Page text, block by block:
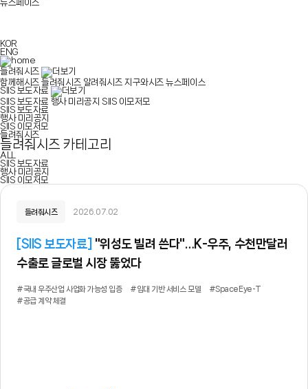
뉴스페이스
KOR
ENG
들려줘시즈
함께해시즈 들려줘시즈 알려줘시즈 지구와시즈 뉴스페이스
SIIS 보도자료
SIIS 보도자료 행사 미리공지 SIIS 이모저모
SIIS 보도자료
행사 미리공지
SIIS 이모저모
들려줘시즈
들려줘시즈 카테고리
ALL
SIIS 보도자료
행사 미리공지
SIIS 이모저모
들려줘시즈 2026.07.02
SIIS 보도자료
수출로 글로벌 시장 뚫었다
#국내 우주산업 사업화 가능성 입증 #임대 기반 서비스 모델
#SpaceEye-T
#공급 계약 체결